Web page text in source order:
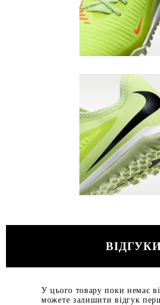
У цього товару поки немає
можете залишити відгук